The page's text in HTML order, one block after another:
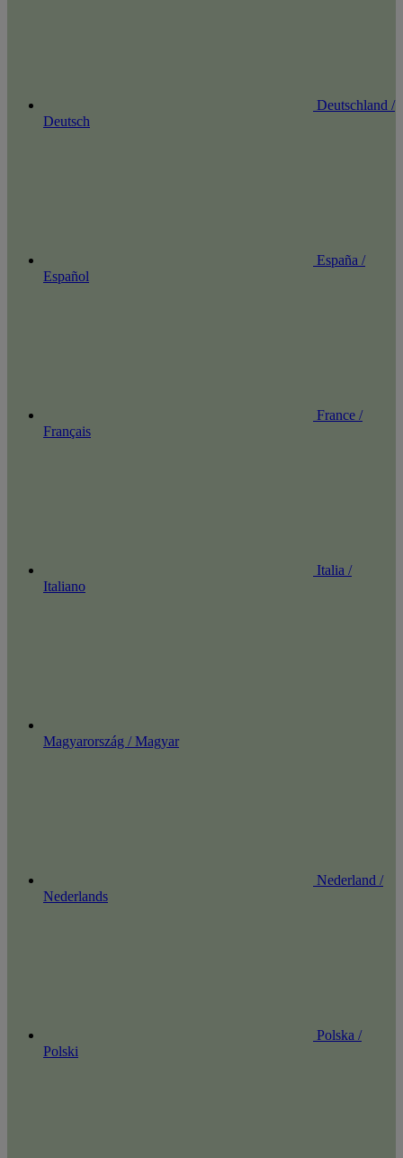
Deutschland /
Deutsch
España /
Español
France /
Français
Italia /
Italiano
Magyarország / Magyar
Nederland /
Nederlands
Polska /
Polski